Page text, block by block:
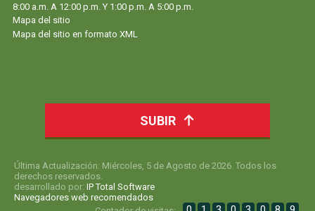
8:00 a.m. A 12:00 p.m. Y 1:00 p.m. A 5:00 p.m.
Mapa del sitio
Mapa del sitio en formato XML
SUBIR
Última Actualización: Miércoles, 5 de Agosto de 2026. Todos los
derechos reservados.
desarrollado por: IP Total Software
Navegadores web recomendados